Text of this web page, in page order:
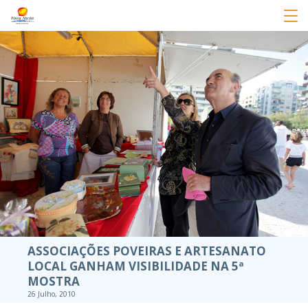
ASSOCIAÇÕES POVEIRAS E ARTESANATO
LOCAL GANHAM VISIBILIDADE NA 5ª
MOSTRA
26 Julho, 2010